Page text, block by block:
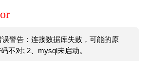
误警告：连接数据库失败，可能的原
不对; 2、mysql未启动。